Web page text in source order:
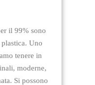
il 99% sono
Uno
tenere in
moderne,
Si possono